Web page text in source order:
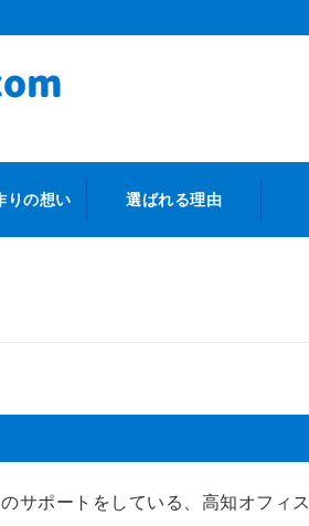
りの想い 選ばれる理由
サポートをしている、高知オフィス